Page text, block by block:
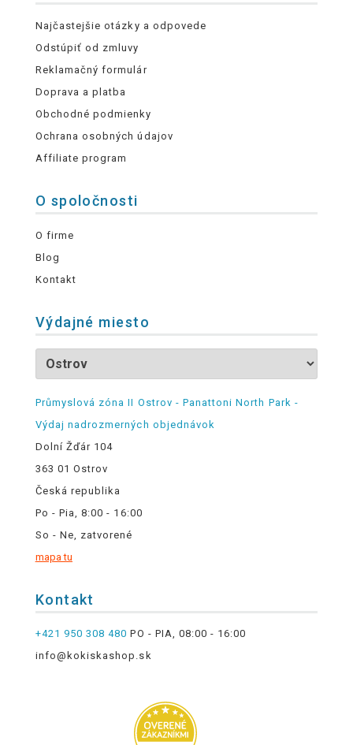
Najčastejšie otázky a odpovede
Odstúpiť od zmluvy
Reklamačný formulár
Doprava a platba
Obchodné podmienky
Ochrana osobných údajov
Affiliate program
O spoločnosti
O firme
Blog
Kontakt
Výdajné miesto
Průmyslová zóna II Ostrov - Panattoni North Park -
Výdaj nadrozmerných objednávok
Dolní Žďár 104
363 01 Ostrov
Česká republika
Po - Pia, 8:00 - 16:00
So - Ne, zatvorené
mapa tu
Kontakt
+421 950 308 480 PO - PIA, 08:00 - 16:00
info@kokiskashop.sk